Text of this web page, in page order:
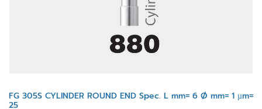
FG 305S CYLINDER ROUND END Spec. L mm= 6 Ø mm= 1 µm=
25